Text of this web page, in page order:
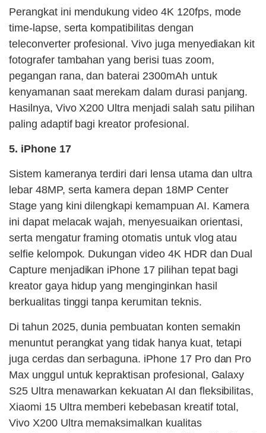
Perangkat ini mendukung video 4K 120fps, mode
time-lapse, serta kompatibilitas dengan
teleconverter profesional. Vivo juga menyediakan kit
fotografer tambahan yang berisi tuas zoom,
pegangan rana, dan baterai 2300mAh untuk
kenyamanan saat merekam dalam durasi panjang.
Hasilnya, Vivo X200 Ultra menjadi salah satu pilihan
paling adaptif bagi kreator profesional.
5. iPhone 17
Sistem kameranya terdiri dari lensa utama dan ultra
lebar 48MP, serta kamera depan 18MP Center
Stage yang kini dilengkapi kemampuan AI. Kamera
ini dapat melacak wajah, menyesuaikan orientasi,
serta mengatur framing otomatis untuk vlog atau
selfie kelompok. Dukungan video 4K HDR dan Dual
Capture menjadikan iPhone 17 pilihan tepat bagi
kreator gaya hidup yang menginginkan hasil
berkualitas tinggi tanpa kerumitan teknis.
Di tahun 2025, dunia pembuatan konten semakin
menuntut perangkat yang tidak hanya kuat, tetapi
juga cerdas dan serbaguna. iPhone 17 Pro dan Pro
Max unggul untuk kepraktisan profesional, Galaxy
S25 Ultra menawarkan kekuatan AI dan fleksibilitas,
Xiaomi 15 Ultra memberi kebebasan kreatif total,
Vivo X200 Ultra memaksimalkan kualitas